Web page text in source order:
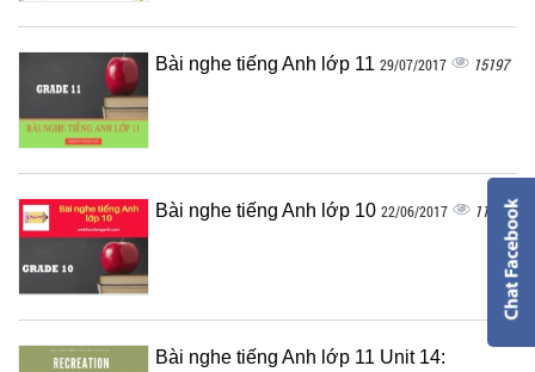
Bài nghe tiếng Anh lớp 11 29/07/2017 15197
Bài nghe tiếng Anh lớp 10 22/06/2017 11528
Bài nghe tiếng Anh lớp 11 Unit 14: